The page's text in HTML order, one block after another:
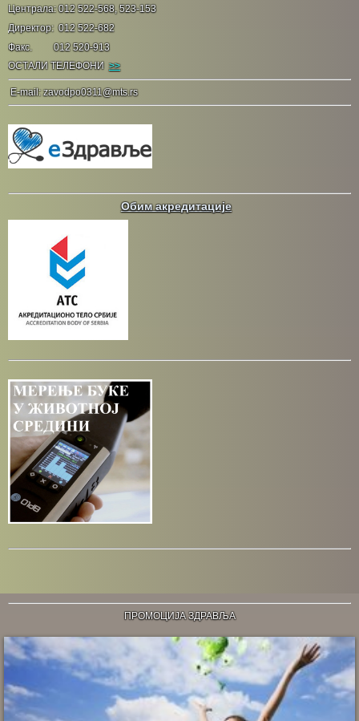
Централа: 012 522-568, 523-153
Директор: 012 522-682
Факс. 012 520-913
ОСТАЛИ ТЕЛЕФОНИ>>
E-mail: zavodpo0311@mts.rs
Обим акредитације
ПРОМОЦИЈА ЗДРАВЉА